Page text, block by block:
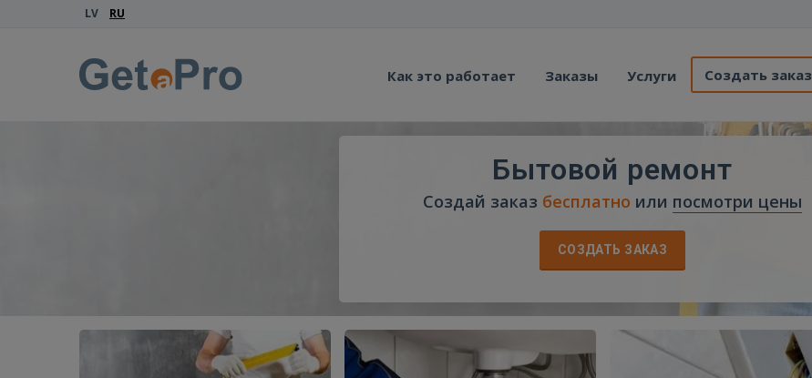
LV RU
Как это работает Заказы Услуги Создать заказ
Бытовой ремонт
Создай заказ бесплатно или посмотри цены
СОЗДАТЬ ЗАКАЗ